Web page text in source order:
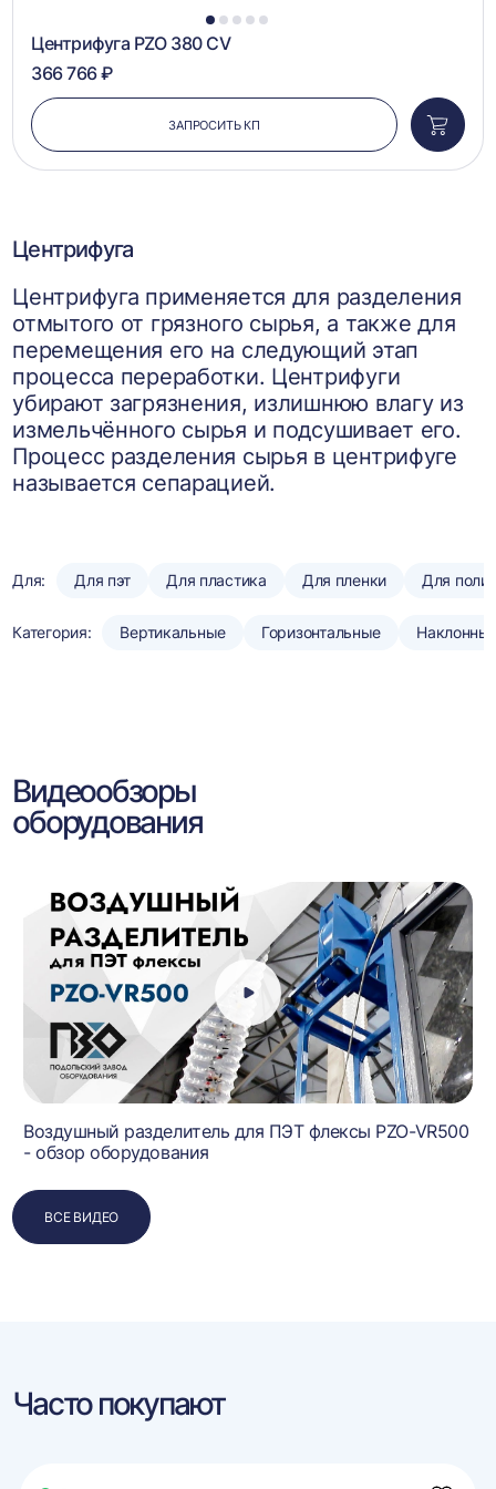
1 2 3 4 5
Центрифуга PZO 380 CV
366 766 ₽
ЗАПРОСИТЬ КП
в
Центрифуга
Центрифуга применяется для разделения
отмытого от грязного сырья, а также для
перемещения его на следующий этап
процесса переработки. Центрифуги
убирают загрязнения, излишнюю влагу из
измельчённого сырья и подсушивает его.
Процесс разделения сырья в центрифуге
называется сепарацией.
Для: Для пэт Для пластика Для пленки Для
Категория: Вертикальные Горизонтальные
Видеообзоры
оборудования
Воздушный разделитель для ПЭТ флексы PZO-VR500
- обзор оборудования
ВСЕ ВИДЕО
Часто покупают